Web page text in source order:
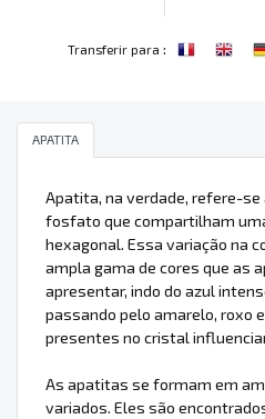
Transferir para :
APATITA
Apatita, na verdade, refere-se
fosfato que compartilham
hexagonal. Essa variação na
ampla gama de cores que as
apresentar, indo do azul
passando pelo amarelo, roxo
presentes no cristal
As apatitas se formam em
variados. Eles são